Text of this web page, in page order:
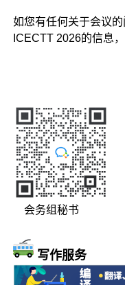
如您有任何关于会议
ICECTT 2026的信息
会务组秘书
写作服务